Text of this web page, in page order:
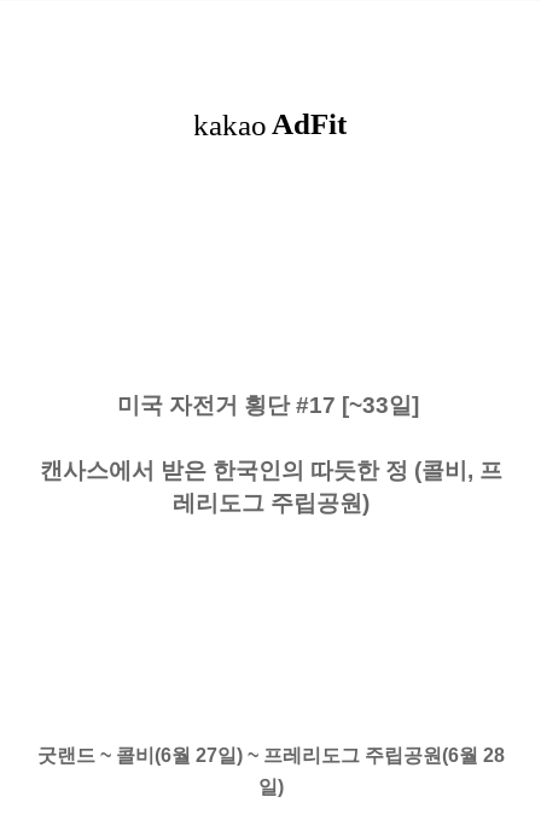
미국 자전거 횡단 #17 [~33일]
캔사스에서 받은 한국인의 따듯한 정 (콜비, 프
레리도그 주립공원)
굿랜드 ~ 콜비 (6월 27일) ~ 프레리도그 주립공원(6월 28
일)